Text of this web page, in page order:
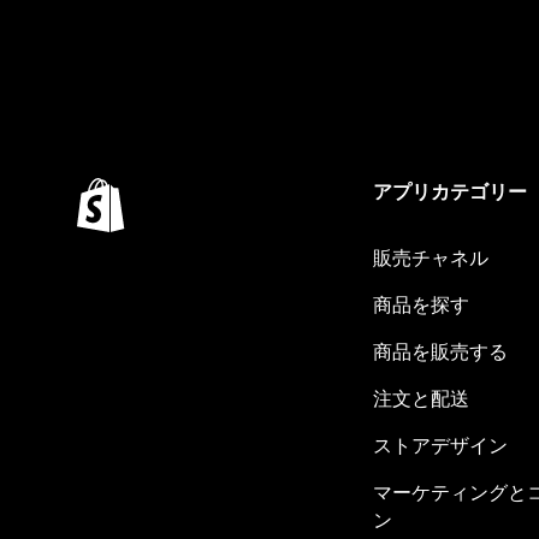
アプリカテゴリー
販売チャネル
商品を探す
商品を販売する
注文と配送
ストアデザイン
マーケティングと
ン